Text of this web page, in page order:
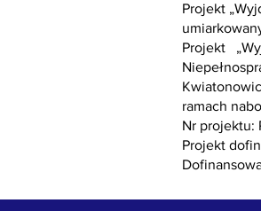
Projekt
Projekt
ramach
Nr projektu:
Projekt